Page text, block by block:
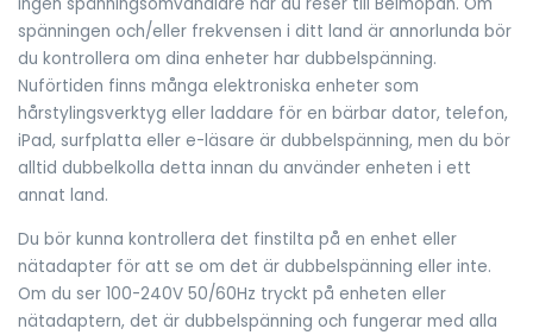
spänningen och/eller frekvensen i ditt land är annorlunda bör
du kontrollera om dina enheter har dubbelspänning.
Nuförtiden finns många elektroniska enheter som
hårstylingsverktyg eller laddare för en bärbar dator, telefon,
iPad, surfplatta eller e-läsare är dubbelspänning, men du bör
alltid dubbelkolla detta innan du använder enheten i ett
annat land.
Du bör kunna kontrollera det finstilta på en enhet eller
nätadapter för att se om det är dubbelspänning eller inte.
Om du ser 100-240V 50/60Hz tryckt på enheten eller
nätadaptern, det är dubbelspänning och fungerar med alla